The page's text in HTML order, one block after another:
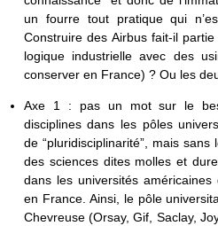
un fourre tout pratique qui
Construire des Airbus fait-il
logique industrielle avec des
conserver en France) ? Ou les
Axe 1 : pas un mot sur le
disciplines dans les pôles
de “pluridisciplinarité”, mais sans
des sciences dites molles et
dans les universités
en France. Ainsi, le pôle
Chevreuse (Orsay, Gif, Saclay,